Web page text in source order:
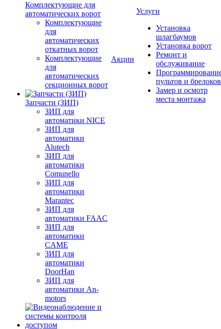
Комплектующие для
автоматических ворот
Комплектующие
для
автоматических
откатных ворот
Комплектующие
для
автоматических
секционных ворот
Запчасти (ЗИП)
ЗИП для
автоматики NICE
ЗИП для
автоматики
Alutech
ЗИП для
автоматики
Comunello
ЗИП для
автоматики
Marantec
ЗИП для
автоматики FAAC
ЗИП для
автоматики
CAME
ЗИП для
автоматики
DoorHan
ЗИП для
автоматики An-
motors
Акции
Услуги
Установка
шлагбаумов
Установка ворот
Ремонт и
обслуживание
пультов и брелоков
Замер и осмотр
места монтажа